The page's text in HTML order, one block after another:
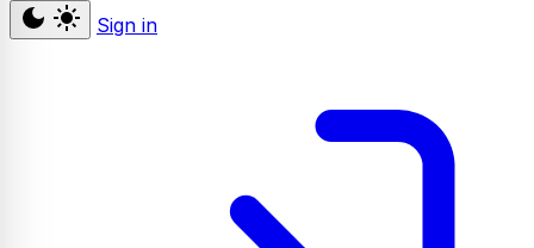
Sign in